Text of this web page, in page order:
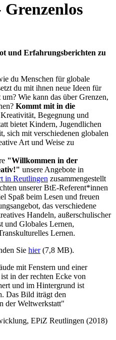
und Erfahrungsberichten zu
du Menschen für globale
du mit ihnen neue Ideen für
Wie kann das über Grenzen,
Kommt mit in die
Begegnung und
bietet Kindern, Jugendlichen
sich mit verschiedenen globalen
Art und Weise zu
"Willkommen in der
unsere Angebote in
in Reutlingen zusammengestellt
unserer BtE-Referent*innen
Spaß beim Lesen und freuen
das verschiedene
Handeln, außerschulischer
und Globales Lernen,
Lernen.
Sie hier(7,8 MB).
EPiZ Reutlingen (2018)